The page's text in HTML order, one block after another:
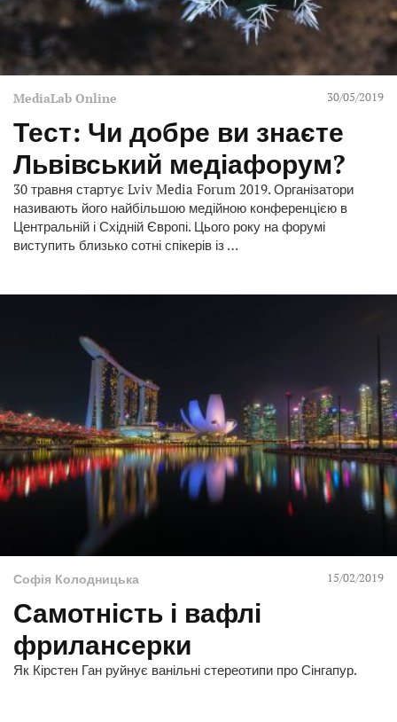
MediaLab Online 30/05/2019
Тест: Чи добре ви знаєте
Львівський медіафорум?
30 травня стартує Lviv Media Forum 2019. Організатори
називають його найбільшою медійною конференцією в
Центральній і Східній Європі. Цього року на форумі
виступить близько сотні спікерів із …
Софія Колодницька 15/02/2019
Самотність і вафлі
фрилансерки
Як Кірстен Ган руйнує ванільні стереотипи про Сінгапур.